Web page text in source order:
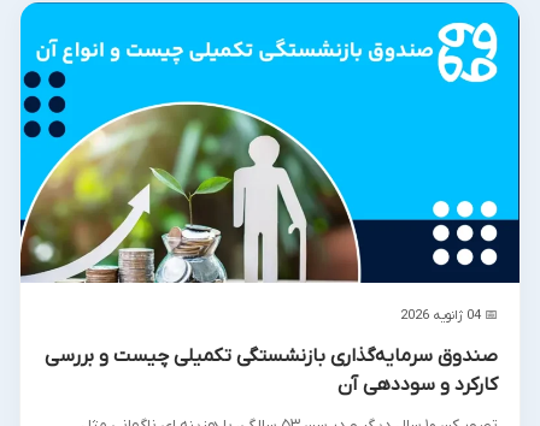
📅 04 ژانویه 2026
صندوق سرمایه‌گذاری بازنشستگی تکمیلی چیست و بررسی
کارکرد و سوددهی آن